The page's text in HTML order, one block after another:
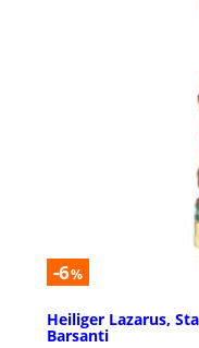
-6%
Heiliger Lazarus,
Barsanti